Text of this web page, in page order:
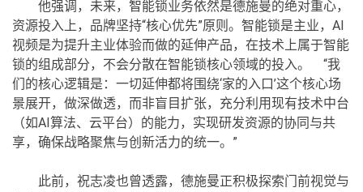
他强调，未来，智能锁业务依然是德施曼的绝对重心，
资源投入上，品牌坚持“核心优先”原则。智能锁是主业，AI
视频是为提升主业体验而做的延伸产品，在技术上属于智能
锁的组成部分，不会分散在智能锁核心领域的投入。 “我
们的核心逻辑是：一切延伸都将围绕‘家的入口’这个核心场
景展开，做深做透，而非盲目扩张，充分利用现有技术中台
（如AI算法、云平台）的能力，实现研发资源的协同与共
享，确保战略聚焦与创新活力的统一。”
此前，祝志凌也曾透露，德施曼正积极探索门前视觉与